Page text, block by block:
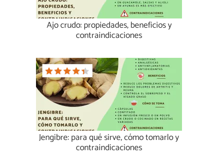
Ajo crudo: propiedades, beneficios y
contraindicaciones
Jengibre: para qué sirve, cómo tomarlo y
contraindicaciones